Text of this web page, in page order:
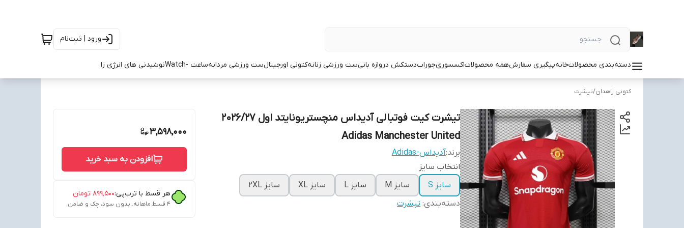
ورود | ثبت‌نام
دسته‌بندی محصولاتخانهپیگیری سفارشهمه محصولاتاکسسوریجورابدستکش دروازه بانیست ورزشی زنانهکتونی اورجینالست ورزشی مردانهساعت -Watch نوشیدنی های انرژی زا
کتونی زاهدان/تیشرت
تیشرت کیت فوتبالی آدیداس منچستریونایتد اول ۲۰۲۶/۲۷
Adidas Manchester United
برند:آدیداس-Adidas
انتخاب سایز
سایز S
سایز M سایز L سایز XL
سایز 2XL
دسته‌بندی: تیشرت
3,598,000
افزودن به سبد خرید
هر قسط با ترب‌پی:۸۹۹٬۵۰۰ تومان
۴ قسط ماهانه. بدون سود، چک و ضامن.